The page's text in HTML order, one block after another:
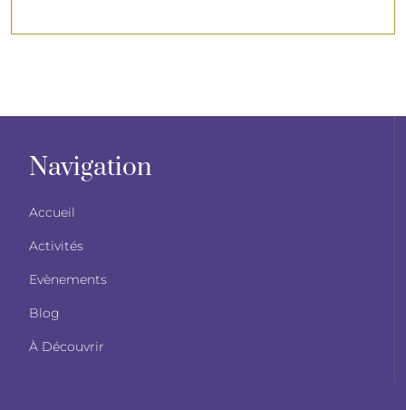
Navigation
Accueil
Activités
Evènements
Blog
À Découvrir